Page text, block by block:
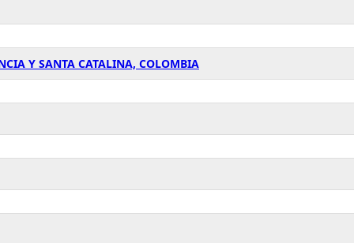
Y SANTA CATALINA, COLOMBIA